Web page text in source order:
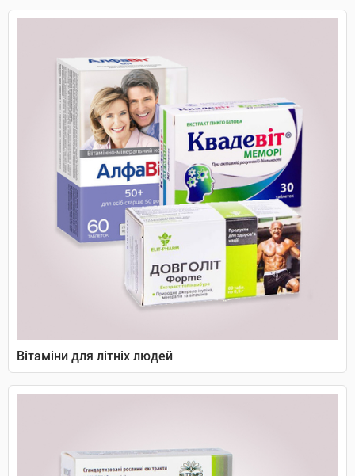
Вітаміни для літніх людей